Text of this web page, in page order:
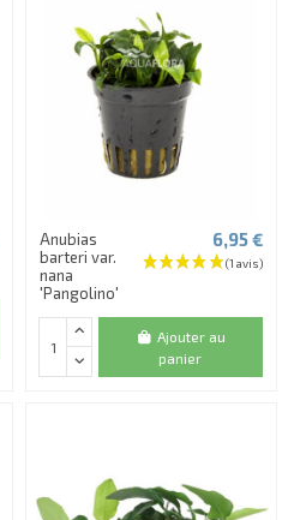
Anubias
barteri var.
nana
'Pangolino'
6,95 €
Ajouter au
panier